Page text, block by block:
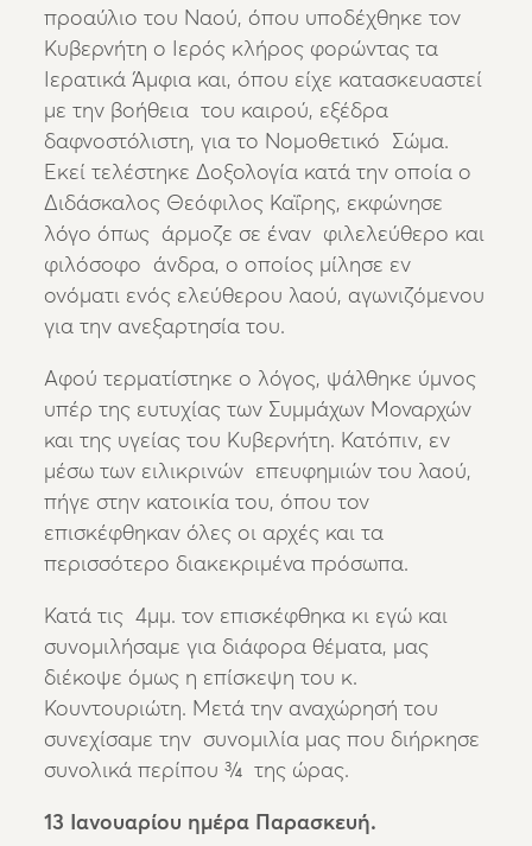
προαύλιο του Ναού, όπου υποδέχθηκε τον
Κυβερνήτη ο Ιερός κλήρος φορώντας τα
Ιερατικά Άμφια και, όπου είχε κατασκευαστεί
με την βοήθεια του καιρού, εξέδρα
δαφνοστόλιστη, για το Νομοθετικό Σώμα.
Εκεί τελέστηκε Δοξολογία κατά την οποία ο
Διδάσκαλος Θεόφιλος Καΐρης, εκφώνησε
λόγο όπως άρμοζε σε έναν φιλελεύθερο και
φιλόσοφο άνδρα, ο οποίος μίλησε εν
ονόματι ενός ελεύθερου λαού, αγωνιζόμενου
για την ανεξαρτησία του.
Αφού τερματίστηκε ο λόγος, ψάλθηκε ύμνος
υπέρ της ευτυχίας των Συμμάχων Μοναρχών
και της υγείας του Κυβερνήτη. Κατόπιν, εν
μέσω των ειλικρινών επευφημιών του λαού,
πήγε στην κατοικία του, όπου τον
επισκέφθηκαν όλες οι αρχές και τα
περισσότερο διακεκριμένα πρόσωπα.
Κατά τις 4μμ. τον επισκέφθηκα κι εγώ και
συνομιλήσαμε για διάφορα θέματα, μας
διέκοψε όμως η επίσκεψη του κ.
Κουντουριώτη. Μετά την αναχώρησή του
συνεχίσαμε την συνομιλία μας που διήρκησε
συνολικά περίπου ¾ της ώρας.
13 Ιανουαρίου ημέρα Παρασκευή.